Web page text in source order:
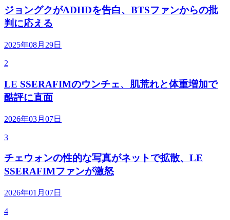
ジョングクがADHDを告白、BTSファンからの批
判に応える
2025年08月29日
2
LE SSERAFIMのウンチェ、肌荒れと体重増加で
酷評に直面
2026年03月07日
3
チェウォンの性的な写真がネットで拡散、LE
SSERAFIMファンが激怒
2026年01月07日
4